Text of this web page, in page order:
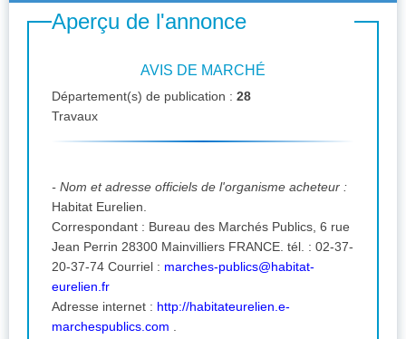
Aperçu de l'annonce
AVIS DE MARCHÉ
Département(s) de publication : 28
Travaux
- Nom et adresse officiels de l'organisme acheteur :
Habitat Eurelien.
Correspondant : Bureau des Marchés Publics, 6 rue
Jean Perrin 28300 Mainvilliers FRANCE. tél. : 02-37-
20-37-74 Courriel : marches-publics@habitat-
eurelien.fr
Adresse internet : http://habitateurelien.e-
marchespublics.com